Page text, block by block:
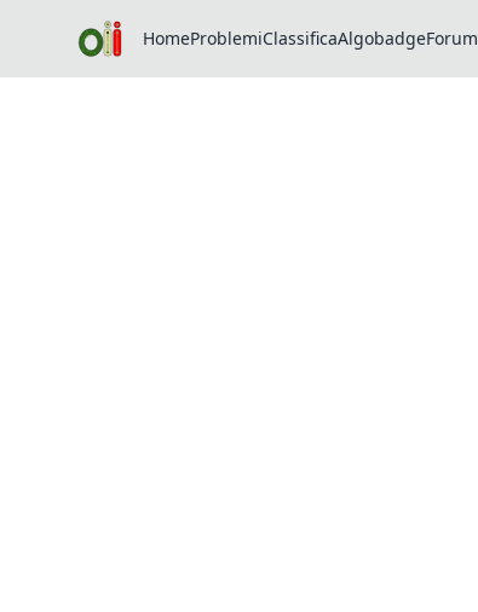
HomeProblemiClassificaAlgobadgeForum